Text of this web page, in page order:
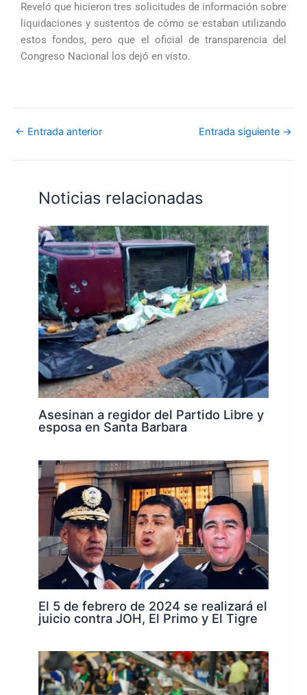
Reveló que hicieron tres solicitudes de información sobre
liquidaciones y sustentos de cómo se estaban utilizando
estos fondos, pero que el oficial de transparencia del
Congreso Nacional los dejó en visto.
← Entrada anterior Entrada siguiente →
Noticias relacionadas
Asesinan a regidor del Partido Libre y
esposa en Santa Barbara
El 5 de febrero de 2024 se realizará el
juicio contra JOH, El Primo y El Tigre